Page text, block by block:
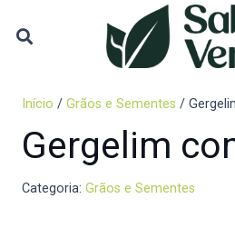
Início / Grãos e Sementes /
Gergelim
Categoria: Grãos e Sementes